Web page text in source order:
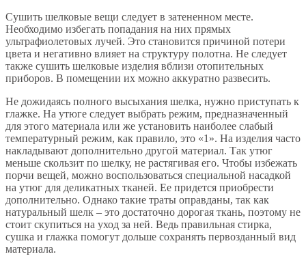
Сушить шелковые вещи следует в затененном месте.
Необходимо избегать попадания на них прямых
ультрафиолетовых лучей. Это становится причиной потери
цвета и негативно влияет на структуру полотна. Не следует
также сушить шелковые изделия вблизи отопительных
приборов. В помещении их можно аккуратно развесить.
Не дожидаясь полного высыхания шелка, нужно приступать к
глажке. На утюге следует выбрать режим, предназначенный
для этого материала или же установить наиболее слабый
температурный режим, как правило, это «1». На изделия часто
накладывают дополнительно другой материал. Так утюг
меньше скользит по шелку, не растягивая его. Чтобы избежать
порчи вещей, можно воспользоваться специальной насадкой
на утюг для деликатных тканей. Ее придется приобрести
дополнительно. Однако такие траты оправданы, так как
натуральный шелк – это достаточно дорогая ткань, поэтому не
стоит скупиться на уход за ней. Ведь правильная стирка,
сушка и глажка помогут дольше сохранять первозданный вид
материала.